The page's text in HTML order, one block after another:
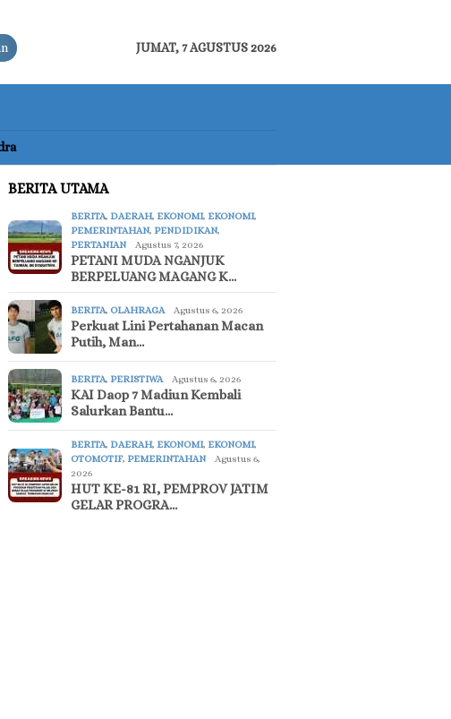
JUMAT, 7 AGUSTUS 2026
BERITA UTAMA
BERITA, DAERAH, EKONOMI, EKONOMI,
PEMERINTAHAN, PENDIDIKAN,
PERTANIAN
Agustus 7, 2026
PETANI MUDA NGANJUK
BERPELUANG MAGANG K…
BERITA, OLAHRAGA Agustus 6, 2026
Perkuat Lini Pertahanan Macan
Putih, Man…
BERITA, PERISTIWA Agustus 6, 2026
KAI Daop 7 Madiun Kembali
Salurkan Bantu…
BERITA, DAERAH, EKONOMI, EKONOMI,
OTOMOTIF, PEMERINTAHAN
Agustus 6,
2026
HUT KE-81 RI, PEMPROV JATIM
GELAR PROGRA…